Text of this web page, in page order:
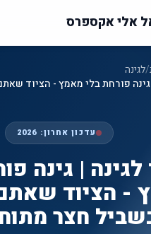
אלי אקספרס
/לגינה
גינה פורחת בלי מאמץ - הציוד
עדכון אחרון: 2026
לגינה | גינה
- הציוד
חצר